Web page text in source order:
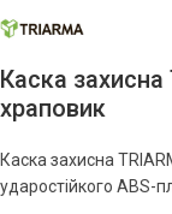
Каска захисна
храповик
Каска захисна
ударостійкого ABS-